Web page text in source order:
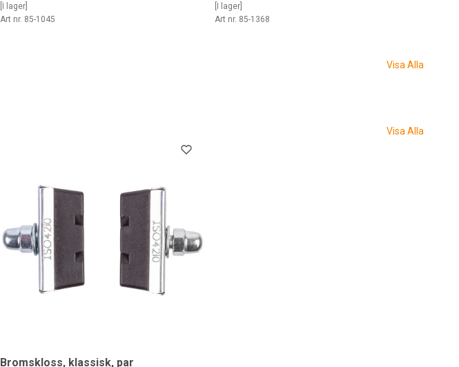
[I lager]
Art nr. 85-1045
[I lager]
Art nr. 85-1368
Visa Alla
Bromskloss, klassisk, par
Visa Alla